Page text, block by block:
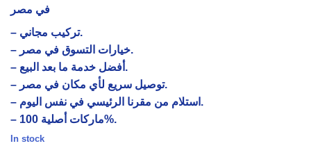
في مصر
–
تركيب مجاني.
– خيارات التسوق في مصر.
– أفضل خدمة ما بعد البيع.
– توصيل سريع لأي مكان في مصر.
– استلام من مقرنا الرئيسي في نفس اليوم.
– ماركات أصلية 100%.
In stock